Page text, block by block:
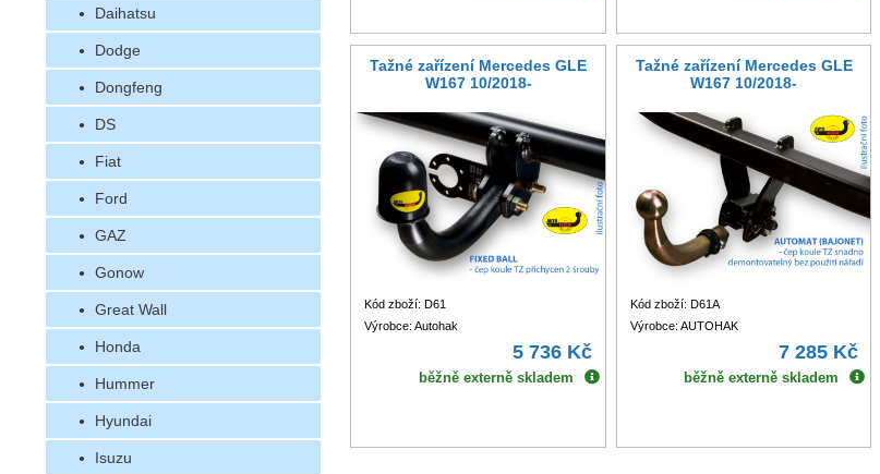
Daihatsu
Dodge
Dongfeng
DS
Fiat
Ford
GAZ
Gonow
Great Wall
Honda
Hummer
Hyundai
Isuzu
Tažné zařízení Mercedes GLE
W167 10/2018-
Kód zboží: D61
Výrobce: Autohak
5 736 Kč
běžně externě skladem
Tažné zařízení Mercedes GLE
W167 10/2018-
Kód zboží: D61A
Výrobce: AUTOHAK
7 285 Kč
běžně externě skladem